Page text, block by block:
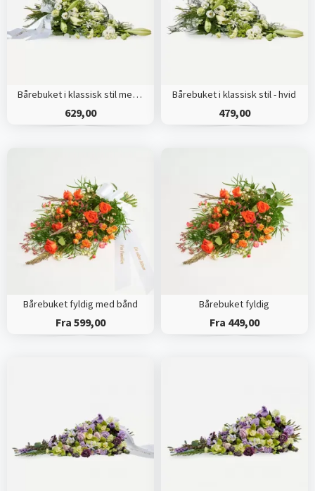
Bårebuket i klassisk stil med bånd - hvid
629,00
Bårebuket i klassisk stil - hvid
479,00
Bårebuket fyldig med bånd
Fra 599,00
Bårebuket fyldig
Fra 449,00